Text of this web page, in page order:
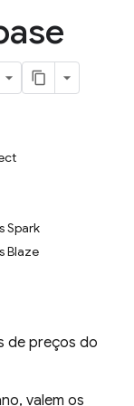
Spark
Blaze
de preços do
valem os